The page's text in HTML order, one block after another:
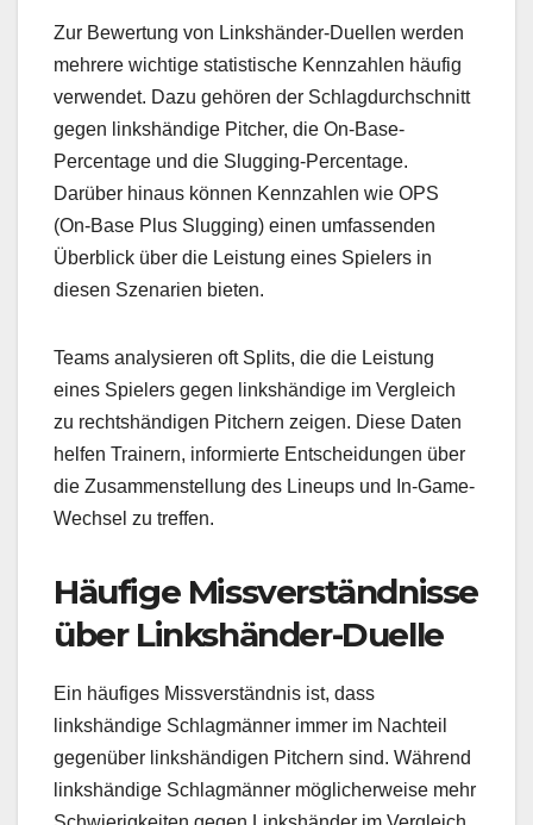
Zur Bewertung von Linkshänder-Duellen werden
mehrere wichtige statistische Kennzahlen häufig
verwendet. Dazu gehören der Schlagdurchschnitt
gegen linkshändige Pitcher, die On-Base-
Percentage und die Slugging-Percentage.
Darüber hinaus können Kennzahlen wie OPS
(On-Base Plus Slugging) einen umfassenden
Überblick über die Leistung eines Spielers in
diesen Szenarien bieten.
Teams analysieren oft Splits, die die Leistung
eines Spielers gegen linkshändige im Vergleich
zu rechtshändigen Pitchern zeigen. Diese Daten
helfen Trainern, informierte Entscheidungen über
die Zusammenstellung des Lineups und In-Game-
Wechsel zu treffen.
Häufige Missverständnisse
über Linkshänder-Duelle
Ein häufiges Missverständnis ist, dass
linkshändige Schlagmänner immer im Nachteil
gegenüber linkshändigen Pitchern sind. Während
linkshändige Schlagmänner möglicherweise mehr